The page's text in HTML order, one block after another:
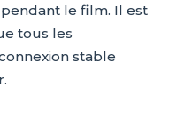
le film. Il est
tous les
stable